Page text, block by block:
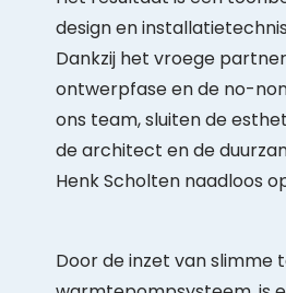
design en
Dankzij het vroege
ontwerpfase en de no-
ons team, sluiten de
de architect en de
Henk Scholten naadloos
Door de inzet van slimme